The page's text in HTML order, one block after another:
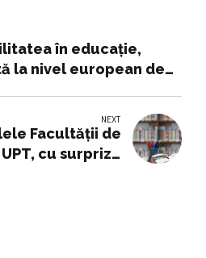
în educație,
la nivel european de
NEXT
Facultății de
cu surprize